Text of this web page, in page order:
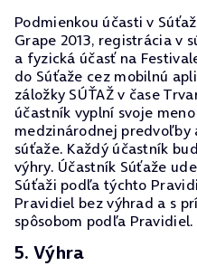
Podmienkou účasti v
Grape 2013, registrácia v
a fyzická účasť na
do Súťaže cez mobilnú
záložky SÚŤAŽ v čase
účastník vyplní svoje
medzinárodnej predvoľby
súťaže. Každý účastník
výhry. Účastník Súťaže
Súťaži podľa týchto
Pravidiel bez výhrad a s
spôsobom podľa Pravidiel.
5. Výhra